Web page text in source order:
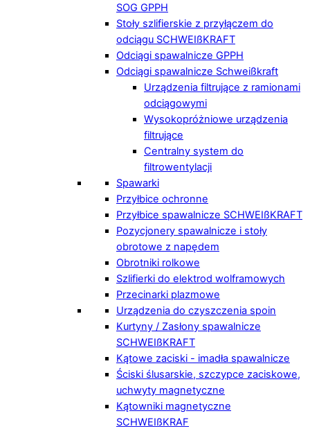
SOG GPPH
Stoły szlifierskie z przyłączem do
odciągu SCHWEIßKRAFT
Odciągi spawalnicze GPPH
Odciągi spawalnicze Schweißkraft
Urządzenia filtrujące z ramionami
odciągowymi
Wysokopróżniowe urządzenia
filtrujące
Centralny system do
filtrowentylacji
Spawarki
Przyłbice ochronne
Przyłbice spawalnicze SCHWEIßKRAFT
Pozycjonery spawalnicze i stoły
obrotowe z napędem
Obrotniki rolkowe
Szlifierki do elektrod wolframowych
Przecinarki plazmowe
Urządzenia do czyszczenia spoin
Kurtyny / Zasłony spawalnicze
SCHWEIßKRAFT
Kątowe zaciski - imadła spawalnicze
Ściski ślusarskie, szczypce zaciskowe,
uchwyty magnetyczne
Kątowniki magnetyczne
SCHWEIßKRAF